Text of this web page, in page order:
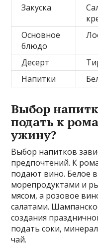
Закуска
Основное
блюдо
Десерт
Напитки
Выбор
подать к
ужину?
Выбор напитков
предпочтений. К
подают вино. Белое
морепродуктами и
мясом, а розовое
салатами.
создания
подать соки,
чай.